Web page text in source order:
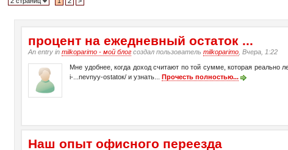
процент на ежедневный остаток ...
An entry inmilkoparimo - мой блогсоздал пользовательmilkoparimo , Вчера, 1:22
Мне удобнее, когда доход считают по той сумме, которая реально
i-...nevnyy-ostatок/ и узнать...Прочесть полностью...
Наш опыт офисного переезда